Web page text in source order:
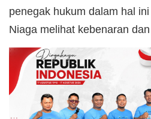
penegak hukum dalam hal
Niaga melihat kebenaran